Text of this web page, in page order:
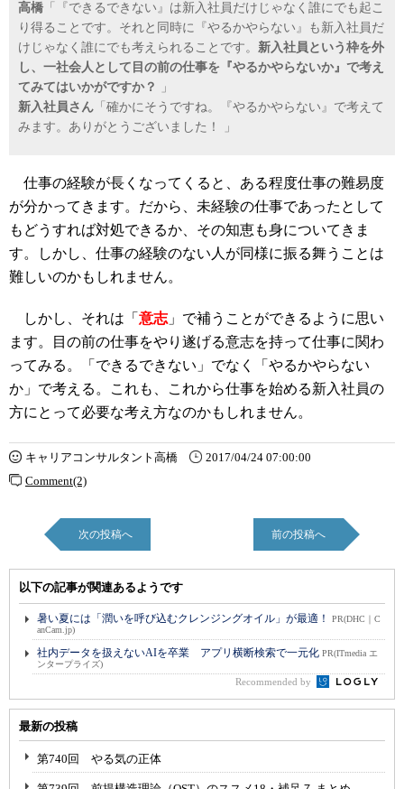
高橋 「『できるできない』は新入社員だけじゃなく誰にでも起こ
り得ることです。それと同時に『やるかやらない』も新入社員だ
けじゃなく誰にでも考えられることです。 新入社員という枠を外
し、一社会人として目の前の仕事を『やるかやらないか』で考え
てみてはいかがですか？
」
新入社員さん 「確かにそうですね。『やるかやらない』で考えて
みます。ありがとうございました！ 」
仕事の経験が長くなってくると、ある程度仕事の難易度
が分かってきます。だから、未経験の仕事であったとして
もどうすれば対処できるか、その知恵も身についてきま
す。しかし、仕事の経験のない人が同様に振る舞うことは
難しいのかもしれません。
しかし、それは「 意志 」で補うことができるように思い
ます。目の前の仕事をやり遂げる意志を持って仕事に関わ
ってみる。「できるできない」でなく「やるかやらない
か」で考える。これも、これから仕事を始める新入社員の
方にとって必要な考え方なのかもしれません。
キャリアコンサルタント高橋
2017/04/24 07:00:00
Comment(2)
次の投稿へ 前の投稿へ
以下の記事が関連あるようです
暑い夏には「潤いを呼び込むクレンジングオイル」が最適！
PR(DHC｜C
anCam.jp)
社内データを扱えないAIを卒業 アプリ横断検索で一元化 PR(ITmedia エ
ンタープライズ)
Recommended by
最新の投稿
第740回 やる気の正体